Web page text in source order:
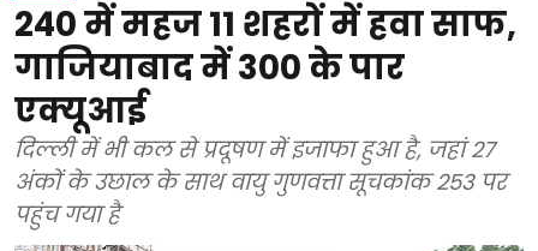
240 में महज 11 शहरों में हवा साफ,
गाजियाबाद में 300 के पार
एक्यूआई
दिल्ली में भी कल से प्रदूषण में इजाफा हुआ है, जहां 27
अंकों के उछाल के साथ वायु गुणवत्ता सूचकांक 253 पर
पहुंच गया है